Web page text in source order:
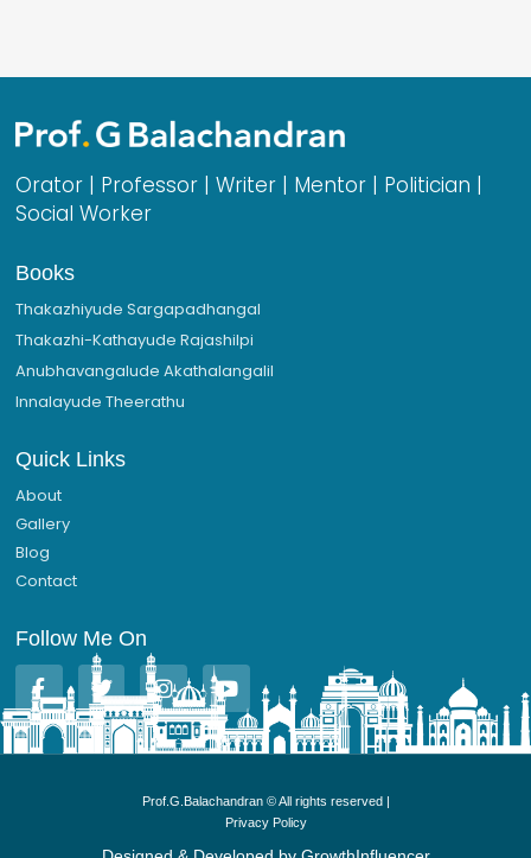
Orator | Professor | Writer | Mentor | Politician |
Social Worker
Books
Thakazhiyude Sargapadhangal
Thakazhi-Kathayude Rajashilpi
Anubhavangalude Akathalangalil
Innalayude Theerathu
Quick Links
About
Gallery
Blog
Contact
Follow Me On
F
a
c
e
T
w
i
t
I
n
s
t
g
r
Y
o
u
t
b
e
Prof.G.Balachandran © All rights reserved |
Privacy Policy